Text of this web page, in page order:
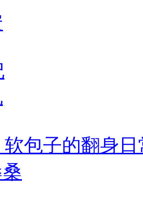
软包子的翻身日